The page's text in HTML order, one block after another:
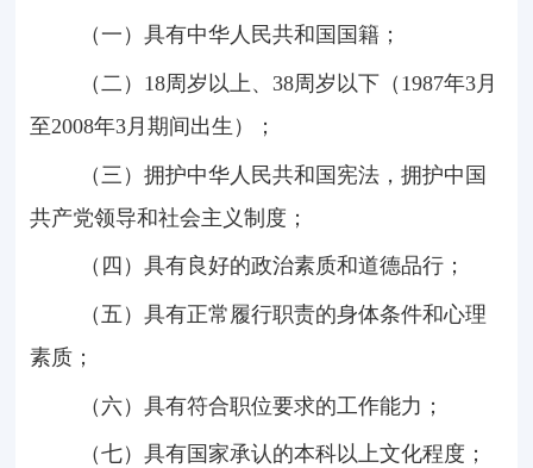
（一）具有中华人民共和国国籍；
（二） 18周岁以上、38周岁以下（ 1987年3月
至2008年3月期间出生）；
（三）拥护中华人民共和国宪法，拥护中国
共产党领导和社会主义制度；
（四）具有良好的政治素质和道德品行；
（五）具有正常履行职责的身体条件和心理
素质；
（六）具有符合职位要求的工作能力；
（七）具有国家承认的本科以上文化程度；